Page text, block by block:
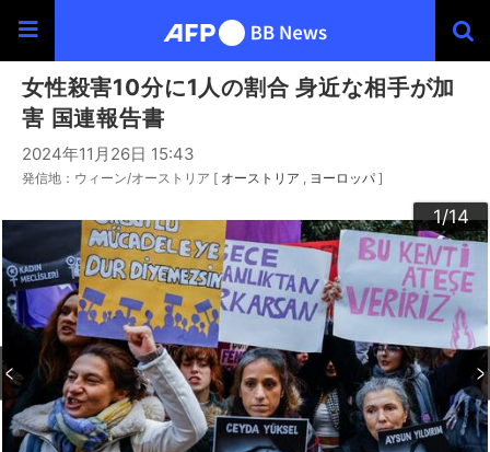
女性殺害10分に1人の割合 身近な相手が加
害 国連報告書
2024年11月26日 15:43
発信地：ウィーン/オーストリア [ オーストリア ヨーロッパ ]
1/14
2/14
3/14
4/14
5/14
6/14
7/14
8/14
9/14
10/14
11/14
12/14
13/14
14/14